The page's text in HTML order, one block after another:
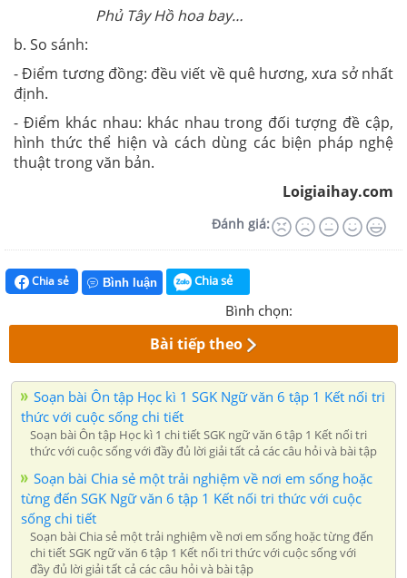
Phủ Tây Hồ hoa bay…
b. So sánh:
- Điểm tương đồng: đều viết về quê hương, xưa sở nhất
định.
- Điểm khác nhau: khác nhau trong đối tượng đề cập,
hình thức thể hiện và cách dùng các biện pháp nghệ
thuật trong văn bản.
Loigiaihay.com
Đánh giá:
Chia sẻ Bình luận Chia sẻ
Bình chọn:
Bài tiếp theo
Soạn bài Ôn tập Học kì 1 SGK Ngữ văn 6 tập 1 Kết nối tri
thức với cuộc sống chi tiết
Soạn bài Ôn tập Học kì 1 chi tiết SGK ngữ văn 6 tập 1 Kết nối tri
thức với cuộc sống với đầy đủ lời giải tất cả các câu hỏi và bài tập
Soạn bài Chia sẻ một trải nghiệm về nơi em sống hoặc
từng đến SGK Ngữ văn 6 tập 1 Kết nối tri thức với cuộc
sống chi tiết
Soạn bài Chia sẻ một trải nghiệm về nơi em sống hoặc từng đến
chi tiết SGK ngữ văn 6 tập 1 Kết nối tri thức với cuộc sống với
đầy đủ lời giải tất cả các câu hỏi và bài tập